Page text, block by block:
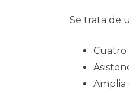
Se trata de
Cuatro
Amplia